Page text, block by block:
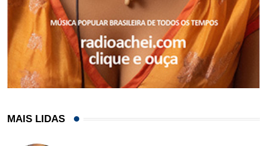
MAIS LIDAS